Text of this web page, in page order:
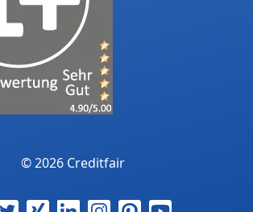
© 2026 Creditfair